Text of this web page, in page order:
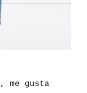
, me gusta